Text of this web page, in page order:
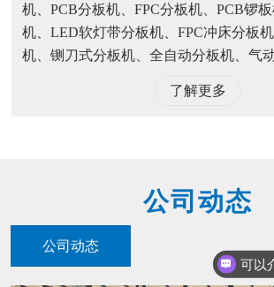
机、PCB分板机、FPC分板机、PCB锣
机、LED软灯带分板机、FPC冲床分板
机、铡刀式分板机、全自动分板机、气
了解更多
公司动态
公司动态